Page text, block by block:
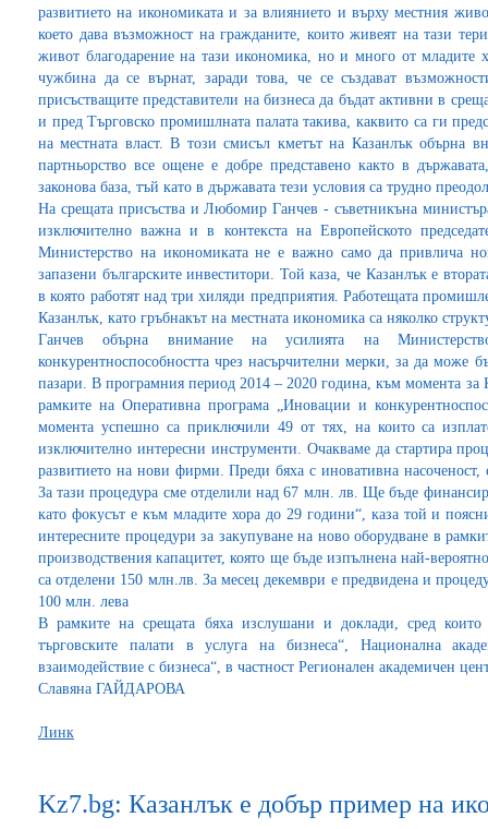
развитието на икономиката и за влиянието и върху местния
което дава възможност на гражданите, които живеят на тази
живот благодарение на тази икономика, но и много от младите
чужбина да се върнат, заради това, че се създават
присъстващите представители на бизнеса да бъдат активни в
и пред Търговско промишлната палата такива, каквито са ги
на местната власт. В този смисъл кметът на Казанлък обърна
партньорство все ощене е добре представено както в
законова база, тъй като в държавата тези условия са трудно
На срещата присъства и Любомир Ганчев - съветникъна
изключително важна и в контекста на Европейското
Министерство на икономиката не е важно само да привлича
запазени българските инвеститори. Той каза, че Казанлък е
в която работят над три хиляди предприятия. Работещата
Казанлък, като гръбнакът на местната икономика са няколко
Ганчев обърна внимание на усилията на
конкурентноспособността чрез насърчителни мерки, за да може
пазари. В програмния период 2014 – 2020 година, към момента
рамките на Оперативна програма „Иновации и
момента успешно са приключили 49 от тях, на които са
изключително интересни инструменти. Очакваме да стартира
развитието на нови фирми. Преди бяха с иновативна насоченост,
За тази процедура сме отделили над 67 млн. лв. Ще бъде
като фокусът е към младите хора до 29 години“, каза той и
интересните процедури за закупуване на ново оборудване в
производствения капацитет, която ще бъде изпълнена най-
са отделени 150 млн.лв. За месец декември е предвидена и
100 млн. лева
В рамките на срещата бяха изслушани и доклади, сред които
търговските палати в услуга на бизнеса“, Национална
взаимодействие с бизнеса“, в частност Регионален академичен
Славяна ГАЙДАРОВА
Линк
Kz7.bg: Казанлък е добър пример на